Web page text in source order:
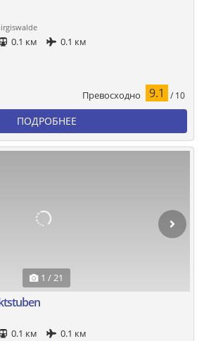
0.1 км
0.1 км
Превосходно 9.1 / 10
ПОДРОБНЕЕ
1 / 21
0.1 км
0.1 км